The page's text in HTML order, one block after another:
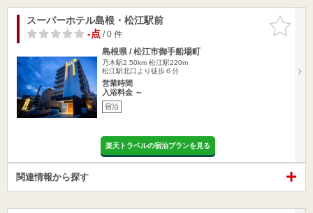
お気に入
りに追加
スーパーホテル島根・松江駅前
-点/ 0 件
島根県 / 松江市御手船場町
乃木駅2.50km 松江駅220m
松江駅北口より徒歩６分
営業時間
入浴料金 ～
宿泊
楽天トラベルの宿泊プランを見る
関連情報から探す